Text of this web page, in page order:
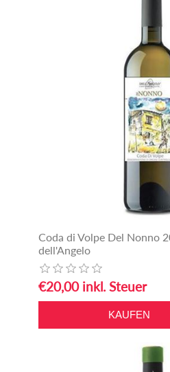
Coda di Volpe Del Nonno
dell'Angelo
€20,00 inkl. Steuer